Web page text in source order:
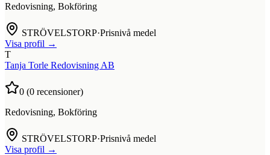
Redovisning, Bokföring
STRÖVELSTORP·Prisnivå medel
Visa profil →
T
Tanja Torle Redovisning AB
0 (0 recensioner)
Redovisning, Bokföring
STRÖVELSTORP·Prisnivå medel
Visa profil →